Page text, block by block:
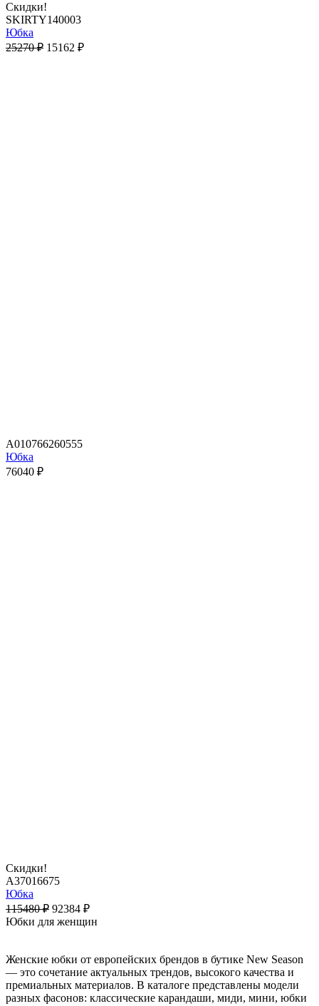
Скидки!
SKIRTY140003
Юбка
25270₽ 15162 ₽
A010766260555
Юбка
76040 ₽
Скидки!
A37016675
Юбка
115480₽ 92384 ₽
Юбки для женщин
Женские юбки от европейских брендов в бутике New Season
— это сочетание актуальных трендов, высокого качества и
премиальных материалов. В каталоге представлены модели
разных фасонов: классические карандаши, миди, мини, юбки